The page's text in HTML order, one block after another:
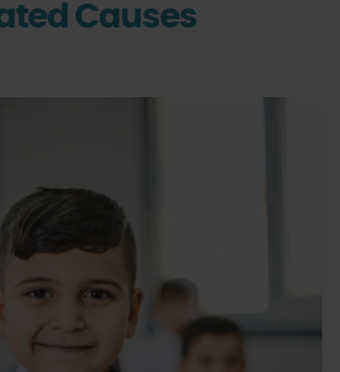
Causes